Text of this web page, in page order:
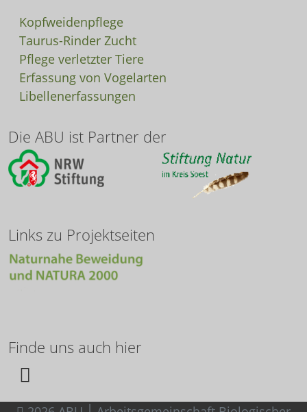
Kopfweidenpflege
Taurus-Rinder Zucht
Pflege verletzter Tiere
Erfassung von Vogelarten
Libellenerfassungen
Die ABU ist Partner der
Links zu Projektseiten
Finde uns auch hier